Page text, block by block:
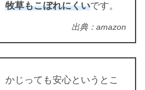
牧草もこぼれにくいです。
出典：amazon
かじっても安心というとこ